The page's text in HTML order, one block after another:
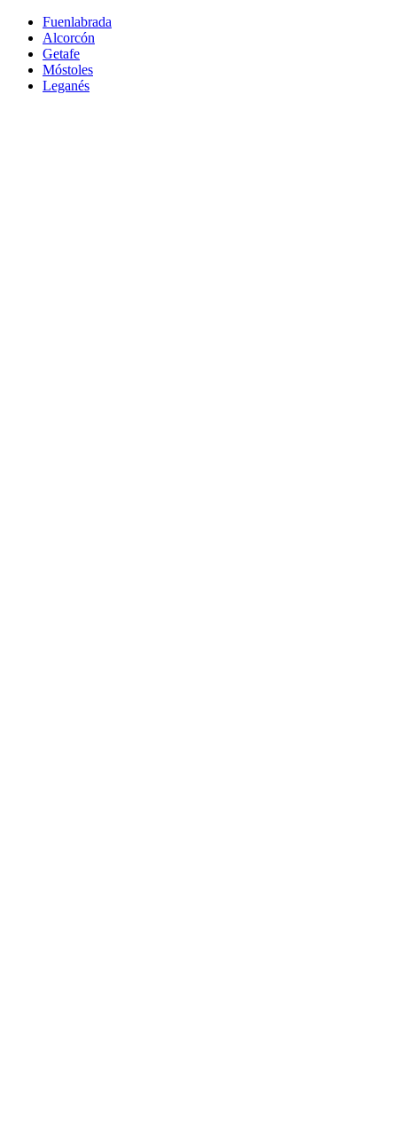
Fuenlabrada
Alcorcón
Getafe
Móstoles
Leganés